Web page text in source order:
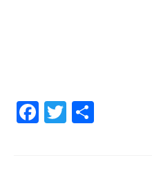
Facebook
Twitter